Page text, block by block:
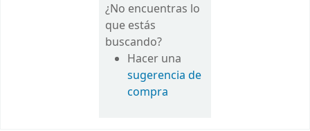
¿No encuentras lo
que estás
buscando?
Hacer una
sugerencia de
compra